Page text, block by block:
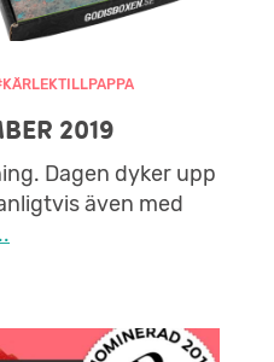
2019
Dagen dyker upp
även med